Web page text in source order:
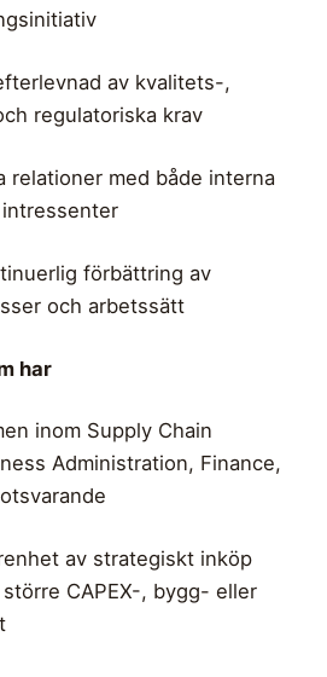
av kvalitets-,
regulatoriska krav
relationer med både interna
förbättring av
och arbetssätt
har
inom Supply Chain
Administration, Finance,
av strategiskt inköp
CAPEX-, bygg- eller